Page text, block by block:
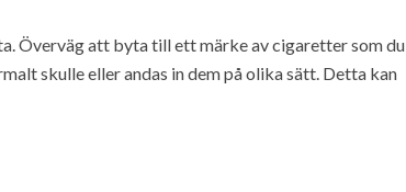
Överväg att byta till ett märke av cigaretter som du
skulle eller andas in dem på olika sätt. Detta kan